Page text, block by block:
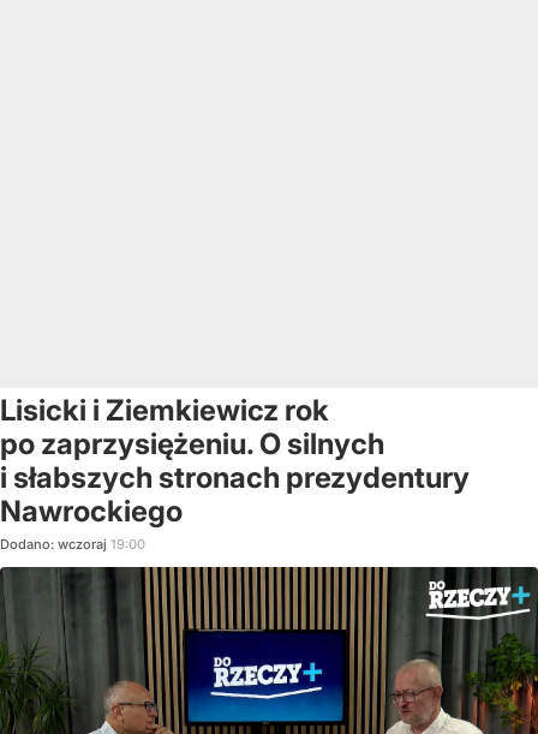
Lisicki i Ziemkiewicz rok
po zaprzysiężeniu. O silnych
i słabszych stronach prezydentury
Nawrockiego
Dodano: wczoraj 19:00